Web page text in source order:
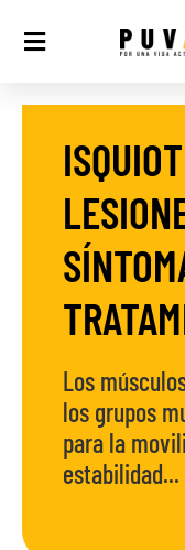
Los
los grupos
para la
estabilidad...